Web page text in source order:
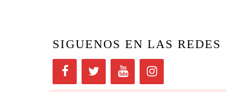
SIGUENOS EN LAS REDES